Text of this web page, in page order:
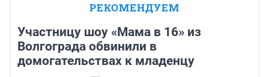
РЕКОМЕНДУЕМ
Участницу шоу «Мама в 16» из
Волгограда обвинили в
домогательствах к младенцу